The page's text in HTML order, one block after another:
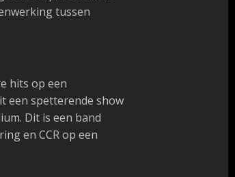
tussen
hits op een
een spetterende show
Dit is een band
en CCR op een